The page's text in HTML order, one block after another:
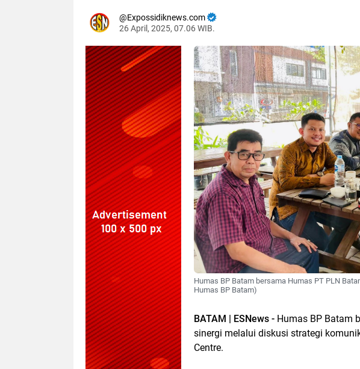
Expossidiknews.com
26 April, 2025, 07.06 WIB.
Humas BP Batam bersama Humas PT PLN
Humas BP Batam)
BATAM | ESNews - Humas BP Batam
sinergi melalui diskusi strategi
Centre.